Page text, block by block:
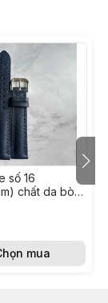
số 16
chất da bò
mua